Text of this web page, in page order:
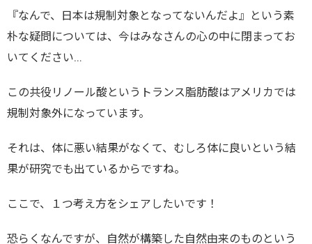
『なんで、日本は規制対象となってないんだよ』という素
朴な疑問については、今はみなさんの心の中に閉まってお
いてください…
この共役リノール酸というトランス脂肪酸はアメリカでは
規制対象外になっています。
それは、体に悪い結果がなくて、むしろ体に良いという結
果が研究でも出ているからですね。
ここで、１つ考え方をシェアしたいです！
恐らくなんですが、自然が構築した自然由来のものという